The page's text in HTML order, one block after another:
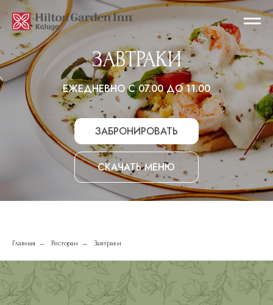
ЗАБРОНИРОВАТЬ
ЗАВТРАКИ
СКАЧАТЬ МЕНЮ
ЕЖЕДНЕВНО С 07.00 ДО 11.00
Главная → Ресторан → Завтраки